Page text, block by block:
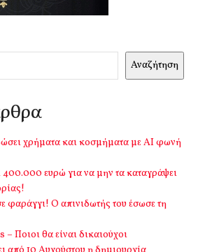
Αναζήτηση
χρήματα και κοσμήματα με ΑΙ φωνή
400.000 ευρώ για να μην τα καταγράψει
φαράγγι! Ο απινιδωτής του έσωσε τη
Ποιοι θα είναι δικαιούχοι